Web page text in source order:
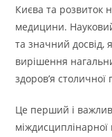
Києва та розвиток
медицини.
та значний досвід,
вирішення
здоров’я столичної
Це перший і